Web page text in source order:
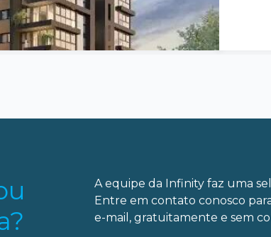
A equipe da Infinity faz uma
Entre em contato conosco
e-mail, gratuitamente e sem